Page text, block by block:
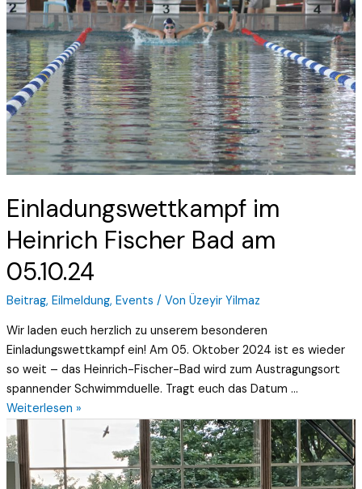
Einladungswettkampf im
Heinrich Fischer Bad am
05.10.24
Beitrag, Eilmeldung, Events / Von Üzeyir Yilmaz
Wir laden euch herzlich zu unserem besonderen
Einladungswettkampf ein! Am 05. Oktober 2024 ist es wieder
so weit – das Heinrich-Fischer-Bad wird zum Austragungsort
spannender Schwimmduelle. Tragt euch das Datum …
Fischer
Bad
am
05.10.24
Weiterlesen »
Vereinsmeisterschaft
am
01.07.24